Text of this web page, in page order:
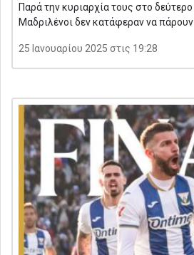
Παρά την κυριαρχία τους στο δεύτερο
Μαδριλένοι δεν κατάφεραν να πάρουν
25 Ιανουαρίου 2025 στις 19:28